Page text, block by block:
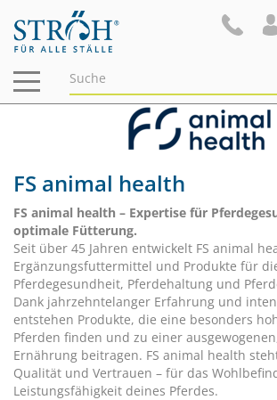
Navigation
ein-/ausblenden
FS animal health
FS animal health – Expertise für
optimale Fütterung.
Seit über 45 Jahren entwickelt FS animal
Ergänzungsfuttermittel und Produkte für
Pferdegesundheit, Pferdehaltung und
Dank jahrzehntelanger Erfahrung und
entstehen Produkte, die eine besonders
Pferden finden und zu einer
Ernährung beitragen. FS animal health
Qualität und Vertrauen – für das
Leistungsfähigkeit deines Pferdes.